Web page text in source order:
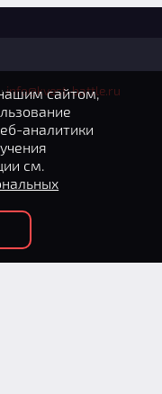
info@kvest-battle.ru
сайтом,
аналитики
см.